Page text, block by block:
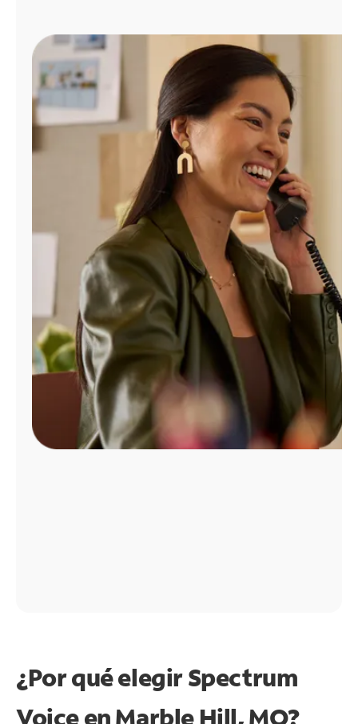
Administrar
cuenta
Encuentra
tienda
¿Por qué elegir Spectrum
Voice en Marble Hill, MO?